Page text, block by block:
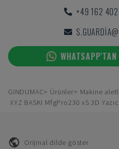
+49 162
GINDUMAC Ürünler
Makine
XYZ BASKI MfgPro230 xS 3D
Orijinal dilde göster